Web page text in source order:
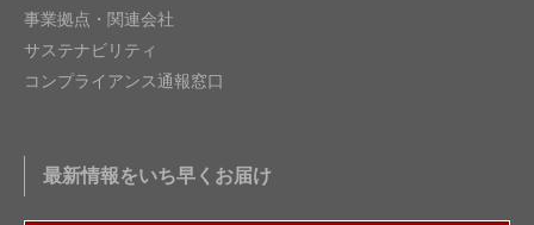
事業拠点・関連会社
サステナビリティ
コンプライアンス通報窓口
最新情報をいち早くお届け